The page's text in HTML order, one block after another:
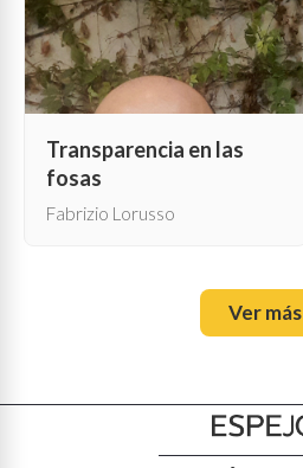
Transparencia en las
fosas
Fabrizio Lorusso
Ver más